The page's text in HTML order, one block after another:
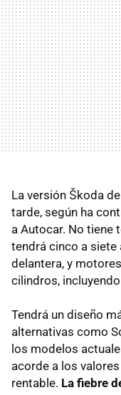
La versión Škoda
tarde, según ha
a Autocar. No tiene
tendrá cinco a
delantera, y
cilindros,
Tendrá un diseño
alternativas como
los modelos
acorde a los
rentable. La fiebre